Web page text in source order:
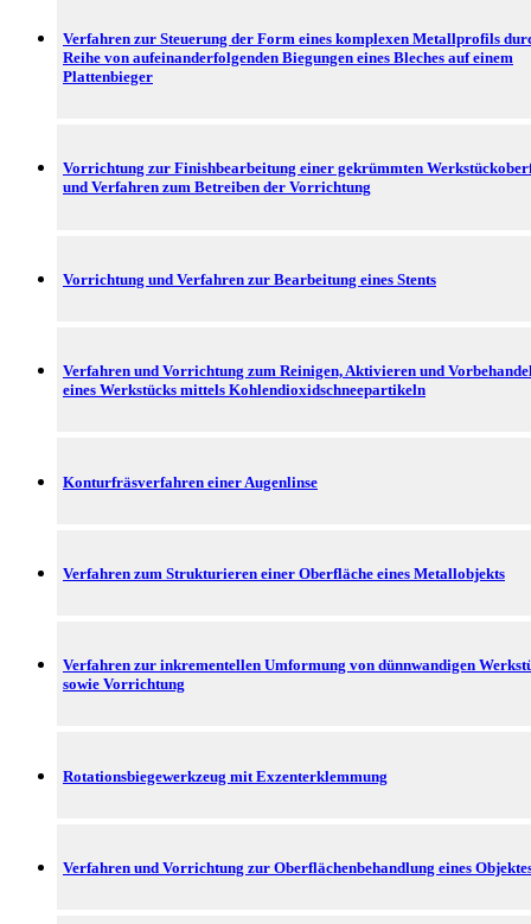
Verfahren zur Steuerung der Form eines komplexen Metallprofils
Reihe von aufeinanderfolgenden Biegungen eines Bleches auf einem
Plattenbieger
Vorrichtung zur Finishbearbeitung einer gekrümmten
und Verfahren zum Betreiben der Vorrichtung
Vorrichtung und Verfahren zur Bearbeitung eines Stents
Verfahren und Vorrichtung zum Reinigen, Aktivieren und
eines Werkstücks mittels Kohlendioxidschneepartikeln
Konturfräsverfahren einer Augenlinse
Verfahren zum Strukturieren einer Oberfläche eines Metallobjekts
Verfahren zur inkrementellen Umformung von dünnwandigen
sowie Vorrichtung
Rotationsbiegewerkzeug mit Exzenterklemmung
Verfahren und Vorrichtung zur Oberflächenbehandlung eines